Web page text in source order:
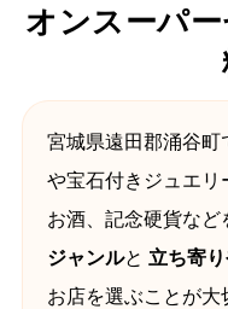
オンスーパ
宮城県遠田郡涌谷町
や宝石付きジュエリ
お酒、記念硬貨など
ジャンルと 立ち寄
お店を選ぶことが大